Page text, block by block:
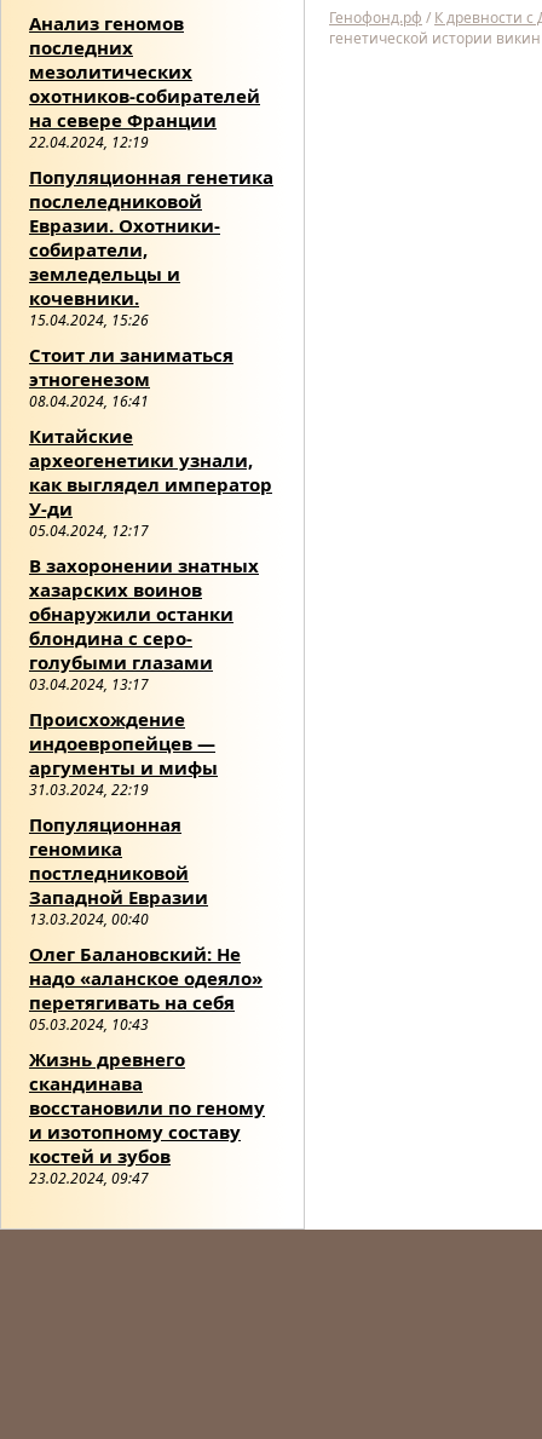
Анализ геномов
последних
мезолитических
охотников-собирателей
на севере Франции
22.04.2024, 12:19
Популяционная генетика
послеледниковой
Евразии. Охотники-
собиратели,
земледельцы и
кочевники.
15.04.2024, 15:26
Стоит ли заниматься
этногенезом
08.04.2024, 16:41
Китайские
археогенетики узнали,
как выглядел император
У-ди
05.04.2024, 12:17
В захоронении знатных
хазарских воинов
обнаружили останки
блондина с серо-
голубыми глазами
03.04.2024, 13:17
Происхождение
индоевропейцев —
аргументы и мифы
31.03.2024, 22:19
Популяционная
геномика
постледниковой
Западной Евразии
13.03.2024, 00:40
Олег Балановский: Не
надо «аланское одеяло»
перетягивать на себя
05.03.2024, 10:43
Жизнь древнего
скандинава
восстановили по геному
и изотопному составу
костей и зубов
23.02.2024, 09:47
Генофонд.рф / К древности с
генетической истории